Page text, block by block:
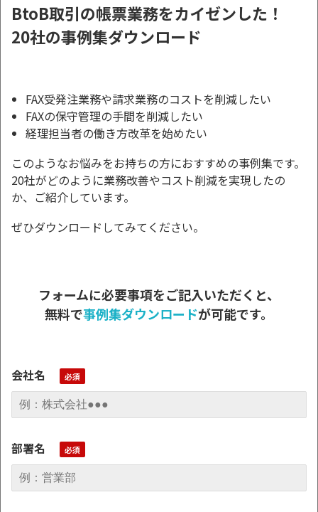
BtoB取引の帳票業務をカイゼンした！
20社の事例集ダウンロード
FAX受発注業務や請求業務のコストを削減したい
FAXの保守管理の手間を削減したい
経理担当者の働き方改革を始めたい
このようなお悩みをお持ちの方におすすめの事例集です。
20社がどのように業務改善やコスト削減を実現したの
か、ご紹介しています。
ぜひダウンロードしてみてください。
フォームに必要事項をご記入いただくと、
無料で事例集ダウンロードが可能です。
会社名
部署名